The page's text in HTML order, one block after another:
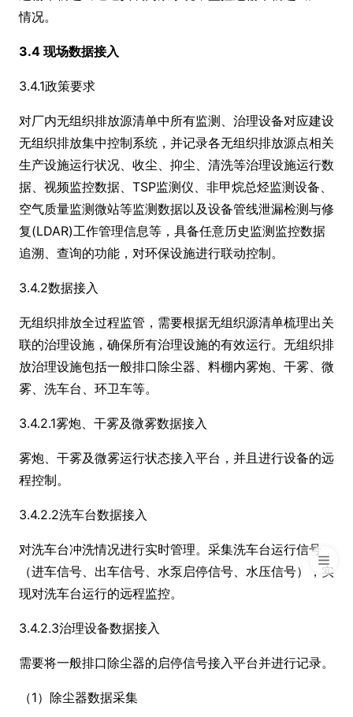
情况。
3.4 现场数据接入
3.4.1政策要求
对厂内无组织排放源清单中所有监测、治理设备对应建设
无组织排放集中控制系统，并记录各无组织排放源点相关
生产设施运行状况、收尘、抑尘、清洗等治理设施运行数
据、视频监控数据、TSP监测仪、非甲烷总烃监测设备、
空气质量监测微站等监测数据以及设备管线泄漏检测与修
复(LDAR)工作管理信息等，具备任意历史监测监控数据
追溯、查询的功能，对环保设施进行联动控制。
3.4.2数据接入
无组织排放全过程监管，需要根据无组织源清单梳理出关
联的治理设施，确保所有治理设施的有效运行。无组织排
放治理设施包括一般排口除尘器、料棚内雾炮、干雾、微
雾、洗车台、环卫车等。
3.4.2.1雾炮、干雾及微雾数据接入
雾炮、干雾及微雾运行状态接入平台，并且进行设备的远
程控制。
3.4.2.2洗车台数据接入
对洗车台冲洗情况进行实时管理。采集洗车台运行信号
（进车信号、出车信号、水泵启停信号、水压信号），实
现对洗车台运行的远程监控。
3.4.2.3治理设备数据接入
需要将一般排口除尘器的启停信号接入平台并进行记录。
（1）除尘器数据采集